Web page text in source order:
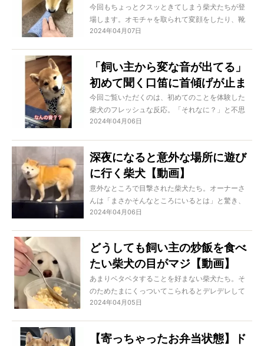
めぐるやりとりに笑った【動
画】
今回もちょっとクスッときてしまう柴犬たちが登
場します。オモチャを取られて変顔をしたり、靴
下強奪に並々ならぬ情熱を持っていたり、どうし
2024年04月07日
「飼い主から変な音が出てる」
初めて聞く口笛に首傾げが止ま
らない柴犬パピー【動画】
今回ご覧いただくのは、初めてのことを体験した
柴犬のフレッシュな反応。「それなに？」と不思
議そうだったり、「なにこれ…」と緊張していた
2024年04月06日
深夜になると意外な場所に遊び
に行く柴犬【動画】
意外なところで目撃された柴犬たち。オーナーさ
んは「まさかそんなところにいるとは」と驚き、
柴犬は「まさか見つかるとは」とキョトン。この
2024年04月06日
どうしても飼い主の炒飯を食べ
たい柴犬の目がマジ【動画】
あまりベタベタすることを好まない柴犬たち。そ
のためたまにくっついてこられるとデレデレして
しまいます。中には明確な目的があってくっつい
2024年04月05日
【寄っちゃったお弁当状態】ド